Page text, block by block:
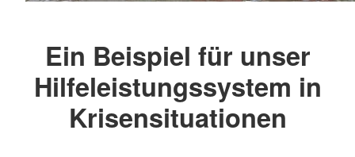
Ein Beispiel für unser
Hilfeleistungssystem in
Krisensituationen